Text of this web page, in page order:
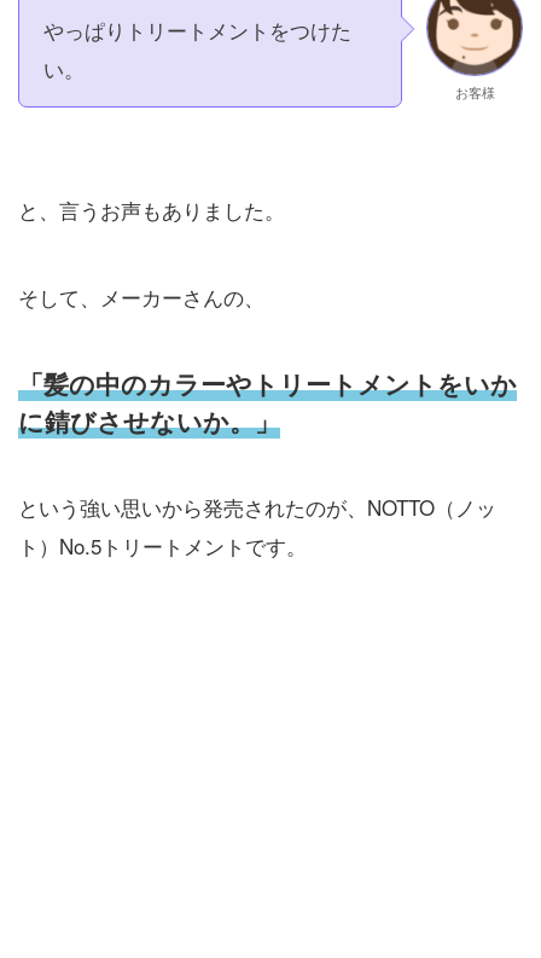
やっぱりトリートメントをつけた
い。
お客様
と、言うお声もありました。
そして、メーカーさんの、
「髪の中のカラーやトリートメントをいか
に錆びさせないか。」
という強い思いから発売されたのが、NOTTO（ノッ
ト）No.5トリートメントです。